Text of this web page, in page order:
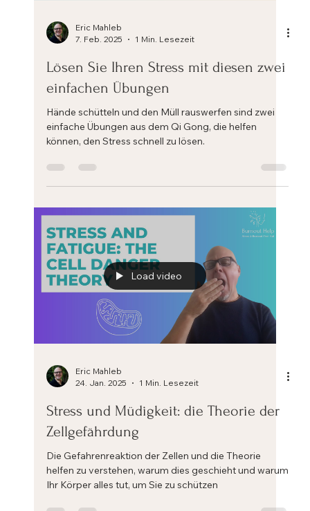
Eric Mahleb
7. Feb. 2025
1 Min. Lesezeit
Lösen Sie Ihren Stress mit diesen zwei
einfachen Übungen
Hände schütteln und den Müll rauswerfen sind zwei
einfache Übungen aus dem Qi Gong, die helfen
können, den Stress schnell zu lösen.
Load video
Eric Mahleb
24. Jan. 2025
1 Min. Lesezeit
Stress und Müdigkeit: die Theorie der
Zellgefährdung
Die Gefahrenreaktion der Zellen und die Theorie
helfen zu verstehen, warum dies geschieht und warum
Ihr Körper alles tut, um Sie zu schützen